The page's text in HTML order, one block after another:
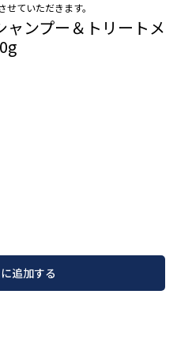
ていただきます。
ャンプー＆トリートメ
追加する